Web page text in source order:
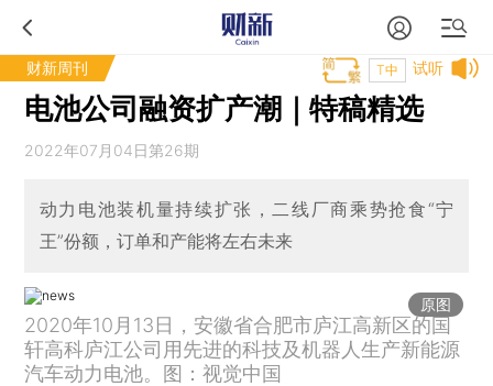
财新周刊 试听
T中
电池公司融资扩产潮｜特稿精选
2022年07月04日第26期
动力电池装机量持续扩张，二线厂商乘势抢食“宁
王”份额，订单和产能将左右未来
原图
2020年10月13日，安徽省合肥市庐江高新区的国
轩高科庐江公司用先进的科技及机器人生产新能源
汽车动力电池。图：视觉中国